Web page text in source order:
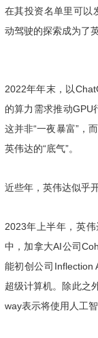
在其投资名单里可以
动驾驶的探索成为了
2022年年末，以
的算力需求推动GPU
这并非“一夜暴富”，
英伟达的“底气”。
近些年，英伟达似乎
2023年上半年，英
中，加拿大AI公司
能初创公司Inflection
超级计算机。除此之
way表示将使用人工